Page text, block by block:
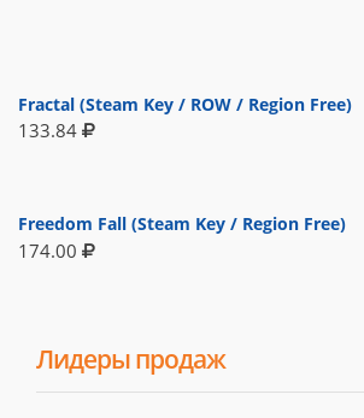
Fractal (Steam Key / ROW / Region Free)
133.84
Freedom Fall (Steam Key / Region Free)
174.00
Лидеры продаж